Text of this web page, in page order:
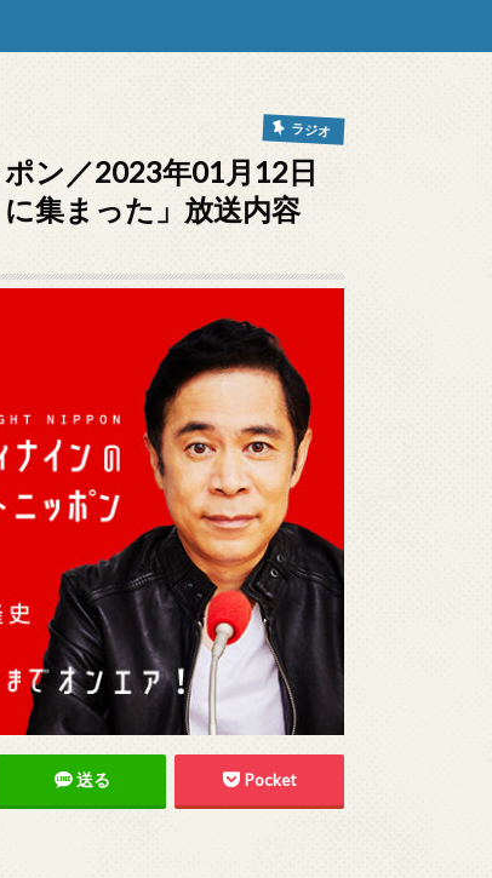
ラジオ
ン／2023年01月12日
集まった」放送内容
送る Pocket